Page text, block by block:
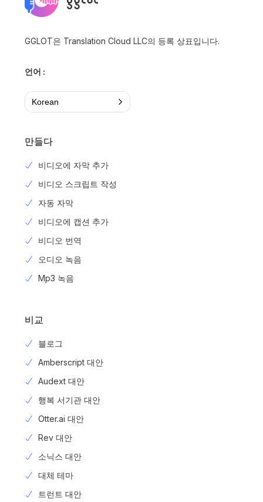
GGLOT은 Translation Cloud LLC의 등록 상표입니다.
언어 :
Korean
만들다
비디오에 자막 추가
비디오 스크립트 작성
자동 자막
비디오에 캡션 추가
비디오 번역
오디오 녹음
Mp3 녹음
비교
블로그
Amberscript 대안
Audext 대안
행복 서기관 대안
Otter.ai 대안
Rev 대안
소닉스 대안
대체 테마
트런트 대안